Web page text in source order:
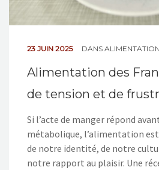
23 JUIN 2025 DANS ALIMENTATION
Alimentation des
de tension et de
Si l’acte de manger répond
métabolique, l’alimentation
de notre identité, de notre
notre rapport au plaisir. Une